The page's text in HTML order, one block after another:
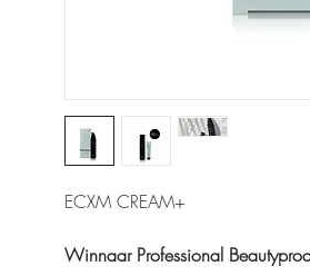
ECXM CREAM+
Winnaar Professional